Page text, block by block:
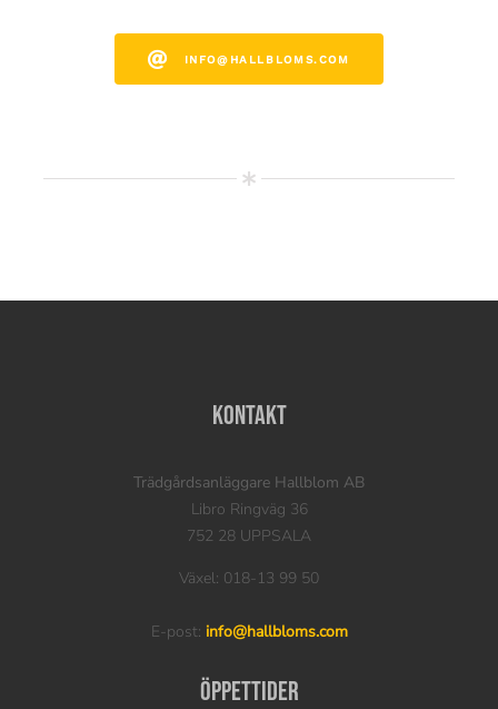
INFO@HALLBLOMS.COM
Kontakt
Trädgårdsanläggare Hallblom AB
Libro Ringväg 36
752 28 UPPSALA
Växel: 018-13 99 50
E-post: info@hallbloms.com
Öppettider